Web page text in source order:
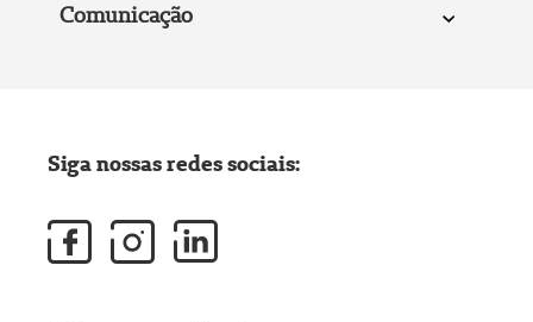
Comunicação
Siga nossas redes sociais: